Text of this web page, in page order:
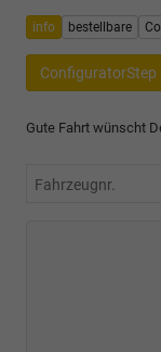
info bestellbare
ConfiguratorStep
Gute Fahrt wünscht
Fahrzeugnr.